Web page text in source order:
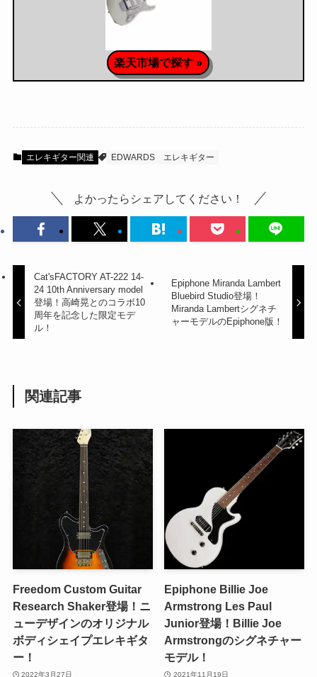
楽天市場で探す »
エレキギター関連 EDWARDS エレキギター
よかったらシェアしてください！
Cat'sFACTORY AT-222 14-
24 10th Anniversary model
登場！高崎晃とのコラボ10
周年を記念した限定モデ
ル！
Epiphone Miranda Lambert
Bluebird Studio登場！
Miranda Lambertシグネチ
ャーモデルのEpiphone版！
関連記事
Freedom Custom Guitar
Research Shaker登場！ニ
ューデザインのオリジナル
ボディシェイプエレキギタ
ー！
2022年3月27日
Epiphone Billie Joe
Armstrong Les Paul
Junior登場！Billie Joe
Armstrongのシグネチャー
モデル！
2021年11月19日